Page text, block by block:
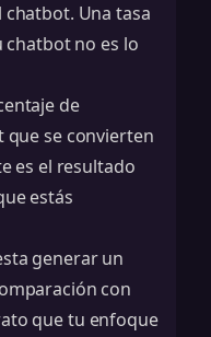
Una tasa
no es lo
de
que se convierten
es el resultado
estás
generar un
con
que tu enfoque